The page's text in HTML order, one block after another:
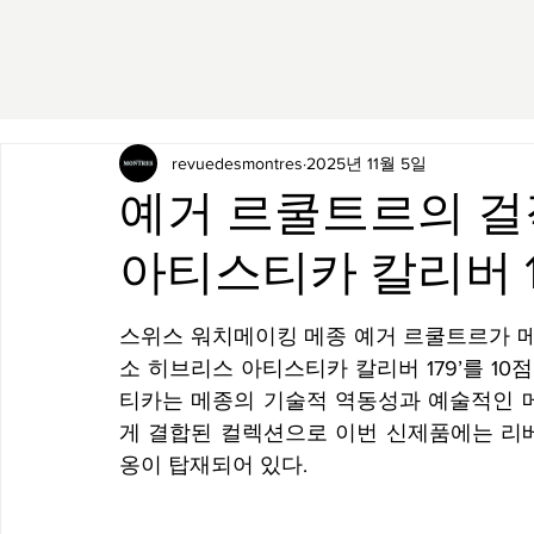
예거 르쿨트르의
아티스티카 칼리버
revuedesmontres 2025년 11월 5일
스위스 워치메이킹 메종 예거 르쿨트르가
소 히브리스 아티스티카 칼리버 179’를
티카는 메종의 기술적 역동성과 예술적인
게 결합된 컬렉션으로 이번 신제품에는 리
옹이 탑재되어 있다.